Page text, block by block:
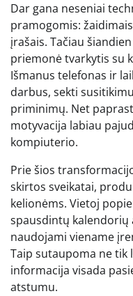
Dar gana neseniai
pramogomis:
įrašais. Tačiau
priemonė tvarkytis su
Išmanus telefonas ir
darbus, sekti
priminimų. Net
motyvacija labiau
kompiuterio.
Prie šios
skirtos sveikatai,
kelionėms. Vietoj
spausdintų kalendorių
naudojami viename
Taip sutaupoma ne tik
informacija visada
atstumu.